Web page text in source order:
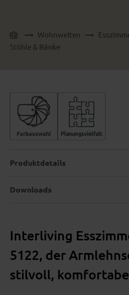
Wohnwelten
Stühle & Bänke
Interliving
5122, der
stilvoll,
Produktdetails
Downloads